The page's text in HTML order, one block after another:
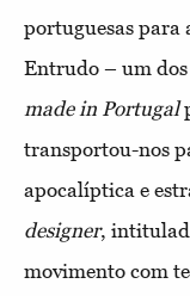
portuguesas para
Entrudo – um dos
made in Portugal
transportou-nos
apocalíptica e
designer,
movimento com